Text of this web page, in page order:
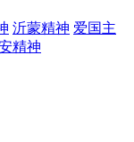
沂蒙精神 爱国主
精神